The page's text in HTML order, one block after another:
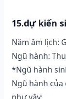
15.dự kiến
Năm âm lịch:
Ngũ hành:
*Ngũ hành
Ngũ hành của